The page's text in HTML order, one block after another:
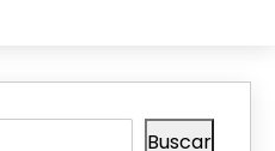
Buscar